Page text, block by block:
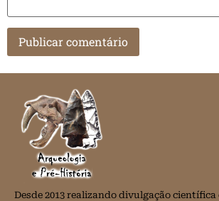
Desde 2013 realizando divulgação científica